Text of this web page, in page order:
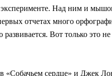
эксперименте. Над ним и
отчетах много
развивается. Вот только это
«Собачьем сердце» и Джек